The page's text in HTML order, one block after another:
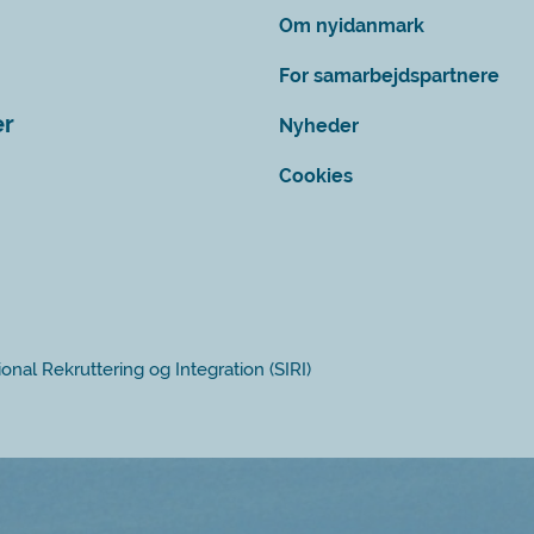
Om nyidanmark
For samarbejdspartnere
Nyheder
Cookies
Rekruttering og Integration (SIRI)